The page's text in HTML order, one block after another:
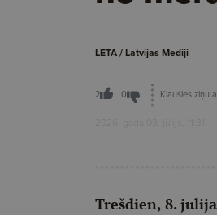
LETA / Latvijas Mediji
2 0 Klausies ziņu
2026. gada 03. jūlijs, 11:31
Trešdien, 8.